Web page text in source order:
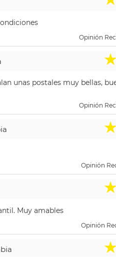
Opinión
★
unas postales muy bellas,
Opinión
★
Opinión
★
Muy amables
Opinión
★